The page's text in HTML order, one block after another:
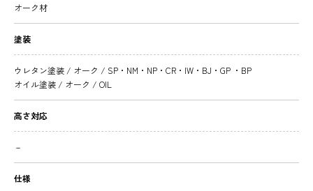
オーク材
塗装
ウレタン塗装 / オーク / SP・NM・NP・CR・IW・BJ・GP ・BP
オイル塗装 / オーク / OIL
高さ対応
－
仕様